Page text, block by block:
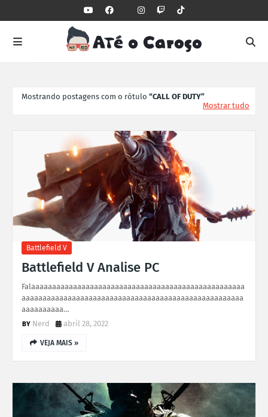
Mostrando postagens com o rótulo
CALL OF DUTY
Mostrar tudo
Battlefield V
Battlefield V Analise PC
Falaaaaaaaaaaaaaaaaaaaaaaaaaaaaaaaaaaaaaaaaaaaaaaaaaaa
aaaaaaaaaaaaaaaaaaaaaaaaaaaaaaaaaaaaaaaaaaaaaaaaaaaaa
aaaaaaaaaa…
Nerd
abril 28, 2022
VEJA MAIS »